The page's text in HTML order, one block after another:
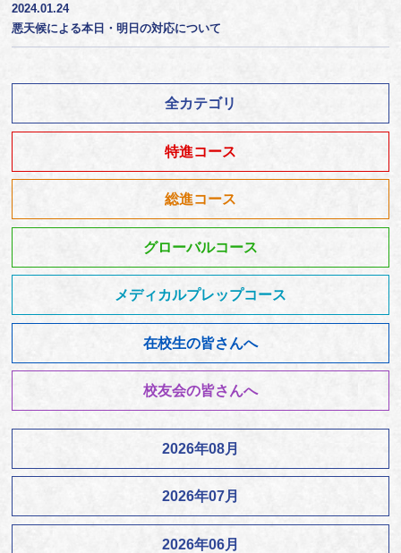
2024.01.24
悪天候による本日・明日の対応について
全カテゴリ
特進コース
総進コース
グローバルコース
メディカルプレップコース
在校生の皆さんへ
校友会の皆さんへ
2026年08月
2026年07月
2026年06月